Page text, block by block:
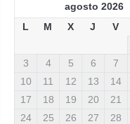
agosto 2026
L
M X J V
3
4 5 6 7
10
11 12 13 14
17
18 19 20 21
24
25 26 27 28